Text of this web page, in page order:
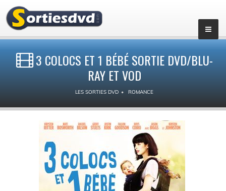
3 COLOCS ET 1 BÉBÉ SORTIE DVD/BLU-
RAY ET VOD
LES SORTIES DVD ROMANCE